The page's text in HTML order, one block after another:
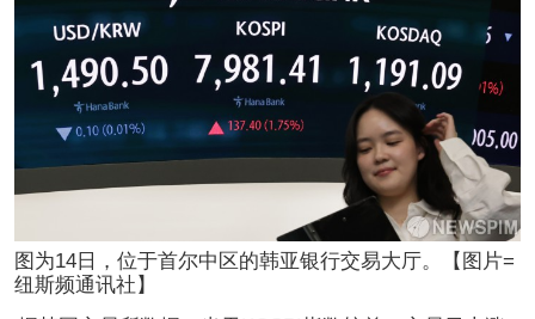
图为14日，位于首尔中区的韩亚银行交易大厅。【图片=
纽斯频通讯社】